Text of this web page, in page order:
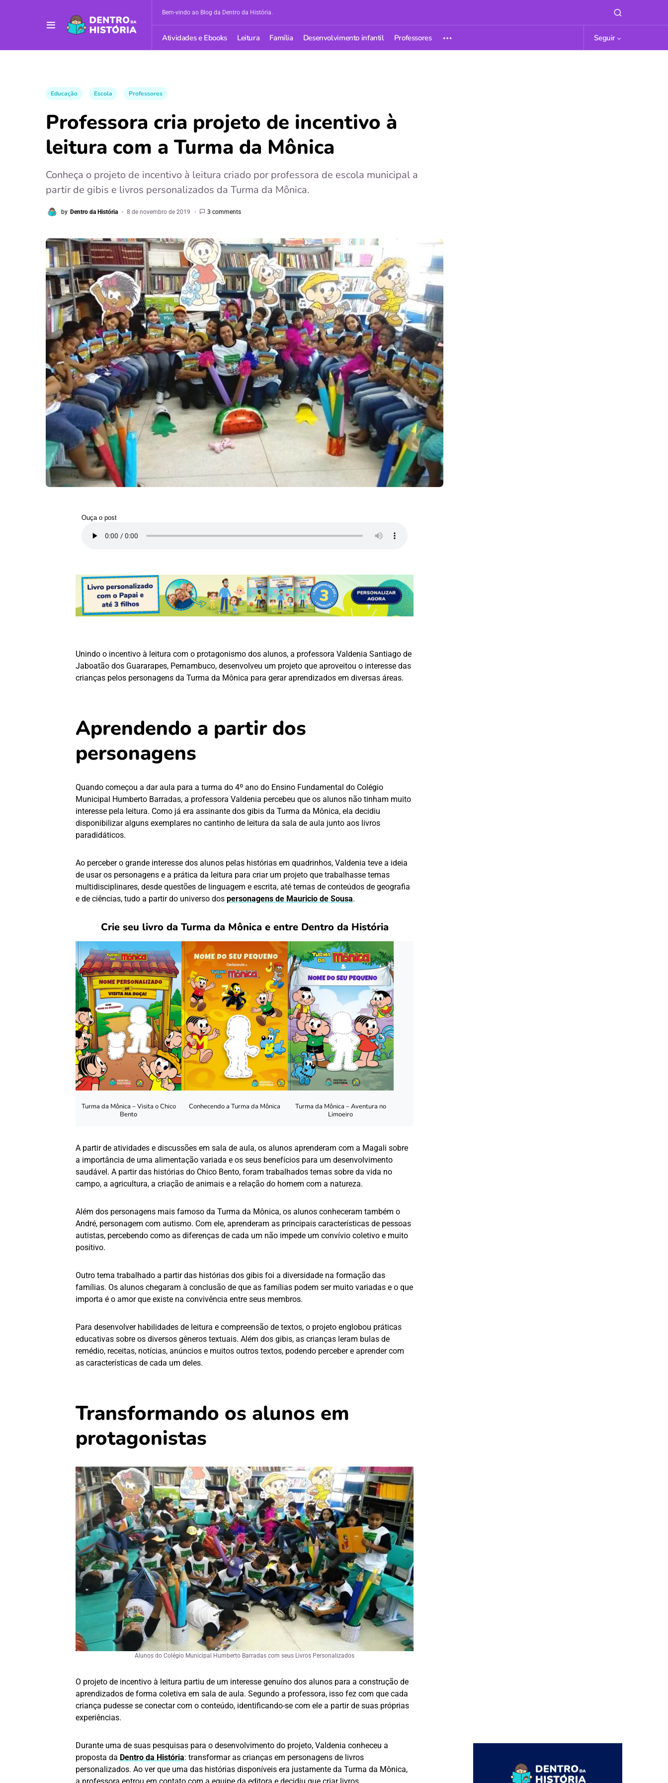
Bem-vindo ao Blog da Dentro da História.
Atividades e Ebooks Leitura Família Desenvolvimento infantil Professores Seguir
Educação Escola Professores
Professora cria projeto de incentivo à
leitura com a Turma da Mônica
Conheça o projeto de incentivo à leitura criado por professora de escola municipal a
partir de gibis e livros personalizados da Turma da Mônica.
by Dentro da História 8 de novembro de 2019 3 comments
Ouça o post
Unindo o incentivo à leitura com o protagonismo dos alunos, a professora Valdenia Santiago de
Jaboatão dos Guararapes, Pernambuco, desenvolveu um projeto que aproveitou o interesse das
crianças pelos personagens da Turma da Mônica para gerar aprendizados em diversas áreas.
Aprendendo a partir dos
personagens
Quando começou a dar aula para a turma do 4º ano do Ensino Fundamental do Colégio
Municipal Humberto Barradas, a professora Valdenia percebeu que os alunos não tinham muito
interesse pela leitura. Como já era assinante dos gibis da Turma da Mônica, ela decidiu
disponibilizar alguns exemplares no cantinho de leitura da sala de aula junto aos livros
paradidáticos.
Ao perceber o grande interesse dos alunos pelas histórias em quadrinhos, Valdenia teve a ideia
de usar os personagens e a prática da leitura para criar um projeto que trabalhasse temas
multidisciplinares, desde questões de linguagem e escrita, até temas de conteúdos de geografia
e de ciências, tudo a partir do universo dos personagens de Mauricio de Sousa.
Crie seu livro da Turma da Mônica e entre Dentro da História
Turma da Mônica – Visita o Chico
Bento
Conhecendo a Turma da Mônica
Turma da Mônica – Aventura no
Limoeiro
A partir de atividades e discussões em sala de aula, os alunos aprenderam com a Magali sobre
a importância de uma alimentação variada e os seus benefícios para um desenvolvimento
saudável. A partir das histórias do Chico Bento, foram trabalhados temas sobre da vida no
campo, a agricultura, a criação de animais e a relação do homem com a natureza.
Além dos personagens mais famoso da Turma da Mônica, os alunos conheceram também o
André, personagem com autismo. Com ele, aprenderam as principais características de pessoas
autistas, percebendo como as diferenças de cada um não impede um convívio coletivo e muito
positivo.
Outro tema trabalhado a partir das histórias dos gibis foi a diversidade na formação das
famílias. Os alunos chegaram à conclusão de que as famílias podem ser muito variadas e o que
importa é o amor que existe na convivência entre seus membros.
Para desenvolver habilidades de leitura e compreensão de textos, o projeto englobou práticas
educativas sobre os diversos gêneros textuais. Além dos gibis, as crianças leram bulas de
remédio, receitas, notícias, anúncios e muitos outros textos, podendo perceber e aprender com
as características de cada um deles.
Transformando os alunos em
protagonistas
Alunos do Colégio Municipal Humberto Barradas com seus Livros Personalizados
O projeto de incentivo à leitura partiu de um interesse genuíno dos alunos para a construção de
aprendizados de forma coletiva em sala de aula. Segundo a professora, isso fez com que cada
criança pudesse se conectar com o conteúdo, identificando-se com ele a partir de suas próprias
experiências.
Durante uma de suas pesquisas para o desenvolvimento do projeto, Valdenia conheceu a
proposta da Dentro da História: transformar as crianças em personagens de livros
personalizados. Ao ver que uma das histórias disponíveis era justamente da Turma da Mônica,